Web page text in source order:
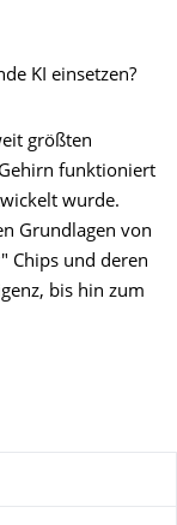
KI einsetzen?
größten
funktioniert
wurde.
Grundlagen von
Chips und deren
bis hin zum